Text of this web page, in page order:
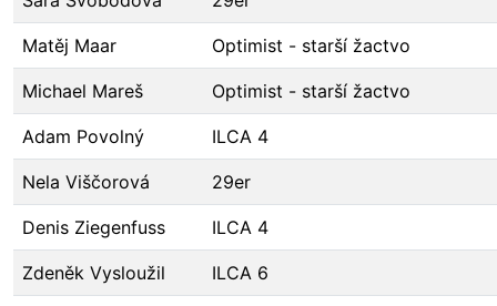
Matěj Maar Optimist - starší žactvo
Michael Mareš Optimist - starší žactvo
Adam Povolný ILCA 4
Nela Viščorová 29er
Denis Ziegenfuss ILCA 4
Zdeněk Vysloužil ILCA 6